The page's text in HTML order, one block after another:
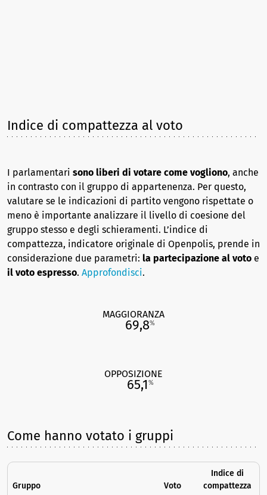
Indice di compattezza al voto
I parlamentari sono liberi di votare come vogliono, anche
in contrasto con il gruppo di appartenenza. Per questo,
valutare se le indicazioni di partito vengono rispettate o
meno è importante analizzare il livello di coesione del
gruppo stesso e degli schieramenti. L’indice di
compattezza, indicatore originale di Openpolis, prende in
considerazione due parametri: la partecipazione al voto e
il voto espresso. Approfondisci.
MAGGIORANZA
69,8%
OPPOSIZIONE
65,1%
Come hanno votato i gruppi
Gruppo Voto
Indice di
compattezza